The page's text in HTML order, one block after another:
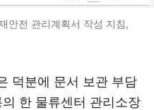
안전 관리계획서 작성 지침,
덕분에 문서 보관 부담
한 물류센터 관리소장